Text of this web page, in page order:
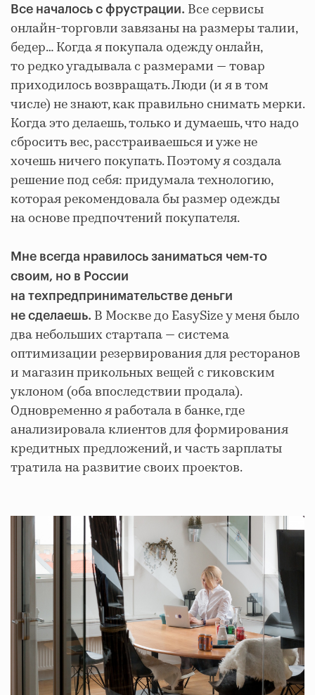
Все​ ​началось​ ​с​ ​​фрустрации. Все​ ​сервисы​ ​
онлайн-торговли завязаны​ ​на​ ​размеры ​талии,
бедер…​ Когда я​ ​покупала одежду онлайн,
то редко​ ​угадывала​ ​с​ ​размерами —​ ​товар
приходилось​ ​возвращать.​ ​Люди​​ (и я​ ​в​ ​том​ ​
числе) не​ ​знают,​ ​как​ ​правильно ​снимать​ ​мерки.
Когда​ ​это​ ​делаешь,​ ​только и думаешь​,​ ​что ​надо​ ​​
сбросить​ ​вес, расстраиваешься​ ​и​ ​уже​ ​не​ ​
хочешь​ ​ничего​ ​покупать. Поэтому я создала
решение под себя: придумала технологию,
которая рекомендовала бы размер одежды
на основе предпочтений покупателя.
Мне всегда нравилось заниматься чем-то
своим, но в России
на техпредпринимательстве деньги
не сделаешь. В Москве до EasySize у меня было
два небольших стартапа — система
оптимизации резервирования для ресторанов
и магазин прикольных вещей с гиковским
уклоном (оба впоследствии продала).
Одновременно я работала в банке, где
анализировала клиентов для формирования
кредитных предложений, и часть зарплаты
тратила на развитие своих проектов.